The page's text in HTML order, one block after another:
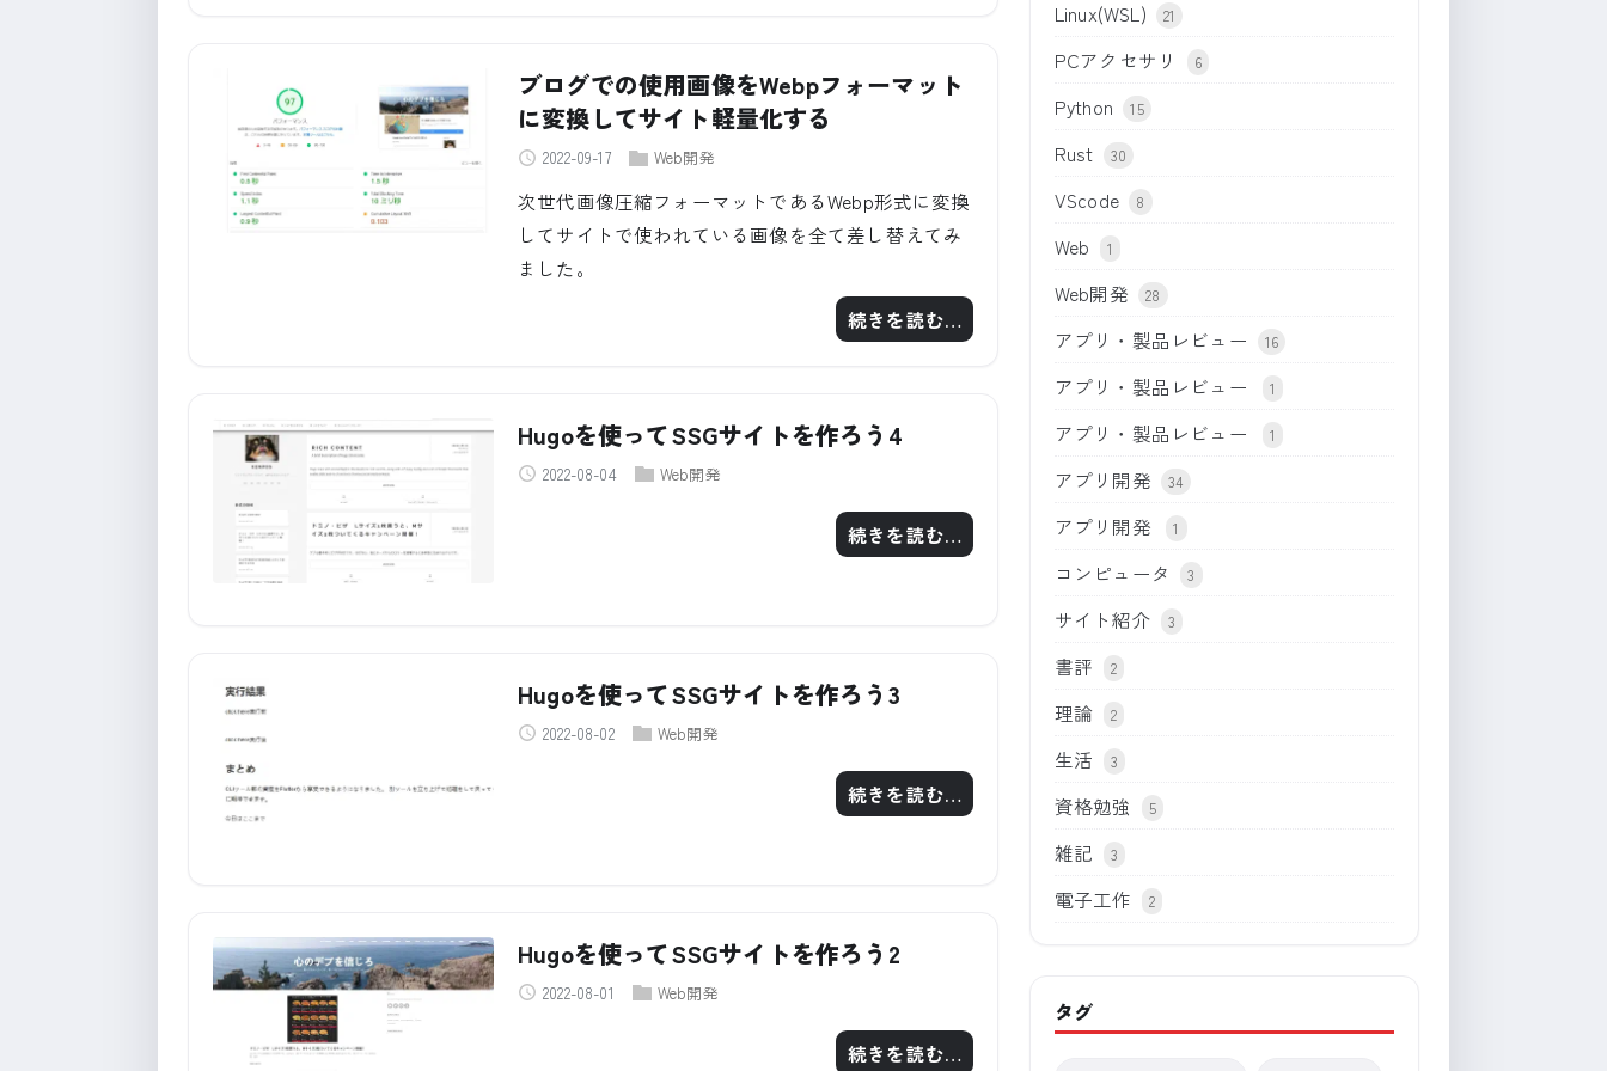
ブログでの使用画像をWebpフォーマット
に変換してサイト軽量化する
2022-09-17 Web開発
次世代画像圧縮フォーマットであるWebp形式に変換
してサイトで使われている画像を全て差し替えてみ
ました。
続きを読む…
Hugoを使ってSSGサイトを作ろう4
2022-08-04 Web開発
続きを読む…
Hugoを使ってSSGサイトを作ろう3
2022-08-02 Web開発
続きを読む…
Hugoを使ってSSGサイトを作ろう2
2022-08-01 Web開発
続きを読む…
Linux(WSL) 21
PCアクセサリ 6
Python 15
Rust 30
VScode 8
Web 1
Web開発 28
アプリ・製品レビュー 16
アプリ・製品レビュー 1
アプリ・製品レビュー 1
アプリ開発 34
アプリ開発 1
コンピュータ 3
サイト紹介 3
書評 2
理論 2
生活 3
資格勉強 5
雑記 3
電子工作 2
タグ